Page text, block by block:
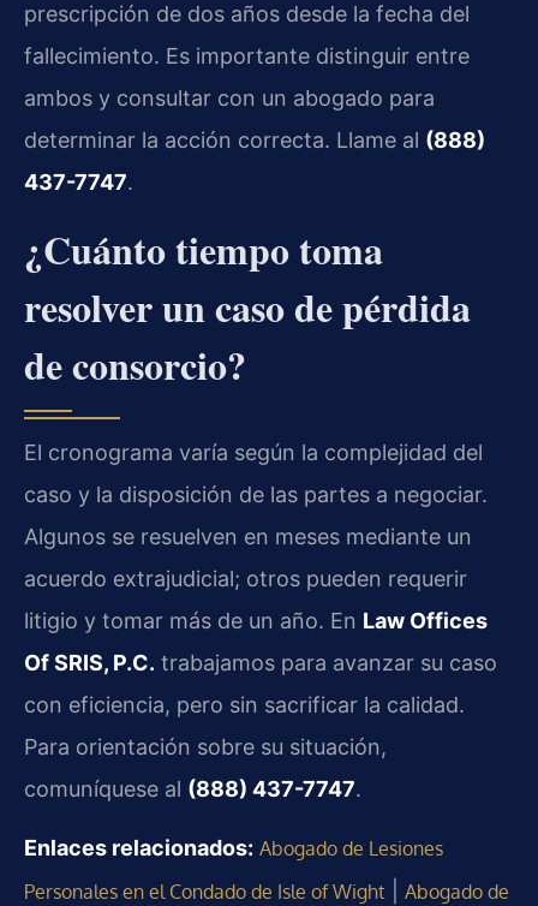
prescripción de dos años desde la fecha del
fallecimiento. Es importante distinguir entre
ambos y consultar con un abogado para
determinar la acción correcta. Llame al (888)
437-7747.
¿Cuánto tiempo toma
resolver un caso de pérdida
de consorcio?
El cronograma varía según la complejidad del
caso y la disposición de las partes a negociar.
Algunos se resuelven en meses mediante un
acuerdo extrajudicial; otros pueden requerir
litigio y tomar más de un año. En Law Offices
Of SRIS, P.C. trabajamos para avanzar su caso
con eficiencia, pero sin sacrificar la calidad.
Para orientación sobre su situación,
comuníquese al (888) 437-7747.
Enlaces relacionados: Abogado de Lesiones
Personales en el Condado de Isle of Wight
Abogado de